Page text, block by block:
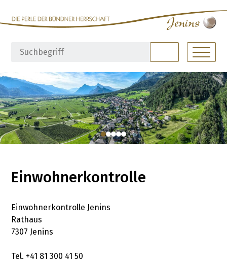
Suchbegriff
Suche
Einwohnerkontrolle
Adresse
Einwohnerkontrolle Jenins
Rathaus
7307 Jenins
Tel. +41 81 300 41 50